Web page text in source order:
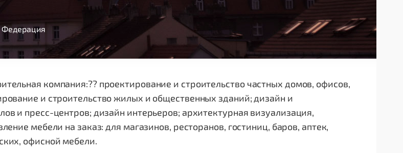
Федерация
компания:?? проектирование и строительство частных домов, офисов,
и строительство жилых и общественных зданий; дизайн и
и пресс-центров; дизайн интерьеров; архитектурная визуализация,
мебели на заказ: для магазинов, ресторанов, гостиниц, баров, аптек,
офисной мебели.